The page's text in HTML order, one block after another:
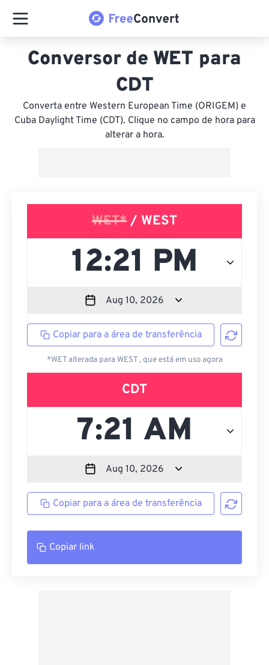
Conversor de WET para
CDT
Converta entre Western European Time (ORIGEM) e
Cuba Daylight Time (CDT). Clique no campo de hora para
alterar a hora.
WET* / WEST
Copiar para a área de transferência
*WET alterada para WEST , que está em uso agora
CDT
Copiar para a área de transferência
Copiar link